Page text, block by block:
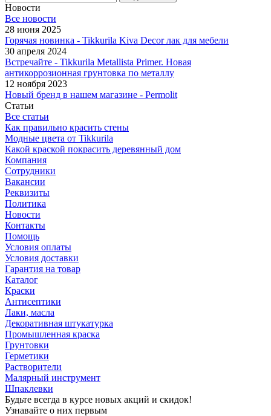
Новости
Все новости
28 июня 2025
Горячая новинка - Tikkurila Kiva Decor лак для мебели
30 апреля 2024
Встречайте - Tikkurila Metallista Primer. Новая
антикоррозионная грунтовка по металлу
12 ноября 2023
Новый бренд в нашем магазине - Permolit
Статьи
Все статьи
Как правильно красить стены
Модные цвета от Tikkurila
Какой краской покрасить деревянный дом
Компания
Сотрудники
Вакансии
Реквизиты
Политика
Новости
Контакты
Помощь
Условия оплаты
Условия доставки
Гарантия на товар
Каталог
Краски
Антисептики
Лаки, масла
Декоративная штукатурка
Промышленная краска
Грунтовки
Герметики
Растворители
Малярный инструмент
Шпаклевки
Будьте всегда в курсе новых акций и скидок!
Узнавайте о них первым